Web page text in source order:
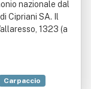
nazionale dal
Cipriani SA. Il
1323 (a
Carpaccio